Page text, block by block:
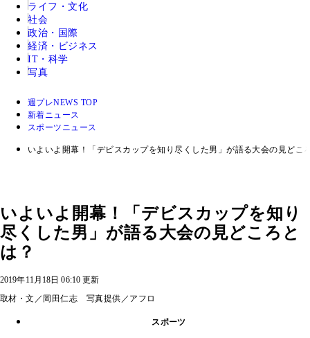
ライフ・文化
社会
政治・国際
経済・ビジネス
IT・科学
写真
週プレNEWS TOP
新着ニュース
スポーツニュース
いよいよ開幕！「デビスカップを知り尽くした男」が語る大会の見どこ
いよいよ開幕！「デビスカップを知り
尽くした男」が語る大会の見どころと
は？
2019年11月18日 06:10 更新
取材・文／岡田仁志 写真提供／アフロ
スポーツ